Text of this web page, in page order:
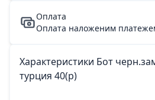
Оплата
Оплата наложеним
Характеристики Бот
турция 40(р)